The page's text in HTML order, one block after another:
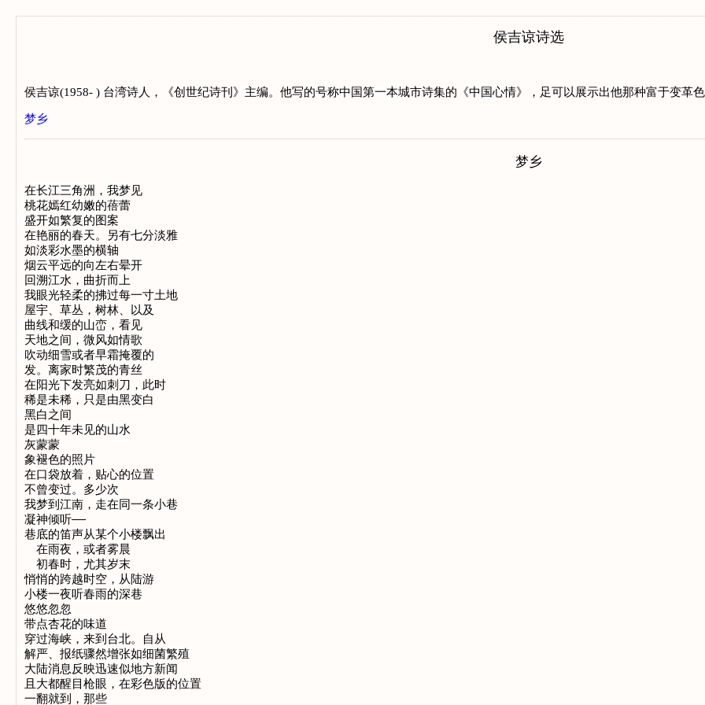
侯吉谅诗选
侯吉谅(1958- ) 台湾诗人，《创世纪诗刊》主编。他写的号称中国第一本城市诗集的《中国心情》，足可以展示出他那种富于变革色
梦乡
梦乡
在长江三角洲，我梦见
桃花嫣红幼嫩的蓓蕾
盛开如繁复的图案
在艳丽的春天。另有七分淡雅
如淡彩水墨的横轴
烟云平远的向左右晕开
回溯江水，曲折而上
我眼光轻柔的拂过每一寸土地
屋宇、草丛，树林、以及
曲线和缓的山峦，看见
天地之间，微风如情歌
吹动细雪或者早霜掩覆的
发。离家时繁茂的青丝
在阳光下发亮如刺刀，此时
稀是未稀，只是由黑变白
黑白之间
是四十年未见的山水
灰蒙蒙
象褪色的照片
在口袋放着，贴心的位置
不曾变过。多少次
我梦到江南，走在同一条小巷
凝神倾听——
巷底的笛声从某个小楼飘出
在雨夜，或者雾晨
初春时，尤其岁末
悄悄的跨越时空，从陆游
小楼一夜听春雨的深巷
悠悠忽忽
带点杏花的味道
穿过海峡，来到台北。自从
解严、报纸骤然增张如细菌繁殖
大陆消息反映迅速似地方新闻
且大都醒目枪眼，在彩色版的位置
一翻就到，那些